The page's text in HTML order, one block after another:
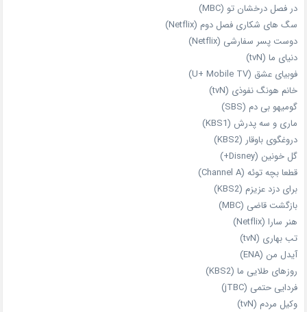
در فصل درخشان تو (MBC)
سگ های شکاری فصل دوم (Netflix)
دوست‌ پسر سفارشی (Netflix)
دنیای ما (tvN)
فوبیای عشق (U+ Mobile TV)
خانم هونگ نفوذی (tvN)
گومیهو بی دم (SBS)
ماری و سه پدرش (KBS1)
دروغگوی باوقار (KBS2)
گل خونین (Disney+)
قطعا بچه توئه (Channel A)
برای دزد عزیزم (KBS2)
بازگشت قاضی (MBC)
هنر سارا (Netflix)
تب بهاری (tvN)
آیدل من (ENA)
روزهای طلایی ما (KBS2)
فردایی حتمی (jTBC)
وکیل مردم (tvN)